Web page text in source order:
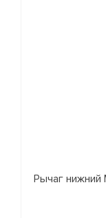
Рычаг нижний